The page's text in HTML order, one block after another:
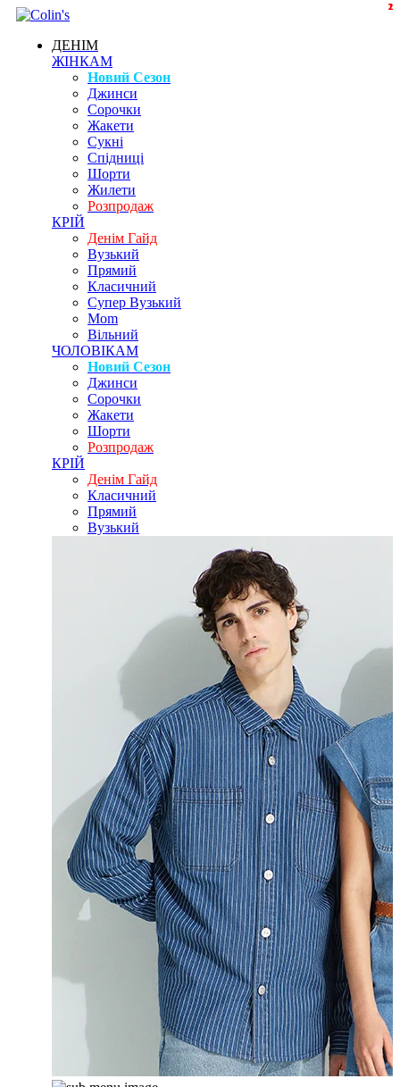
ДЕНІМ
ЖІНКАМ
Новий Сезон
Джинси
Сорочки
Жакети
Сукні
Спідниці
Шорти
Жилети
Розпродаж
КРІЙ
Денім Гайд
Вузький
Прямий
Класичний
Супер Вузький
Mom
Вільний
ЧОЛОВІКАМ
Новий Сезон
Джинси
Сорочки
Жакети
Шорти
Розпродаж
КРІЙ
Денім Гайд
Класичний
Прямий
Вузький
2
2
2
1